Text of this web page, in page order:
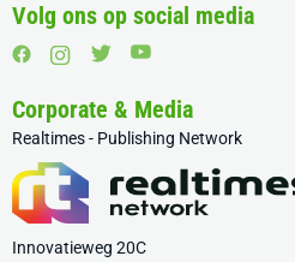
Volg ons op social media
Corporate & Media
Realtimes - Publishing Network
Innovatieweg 20C